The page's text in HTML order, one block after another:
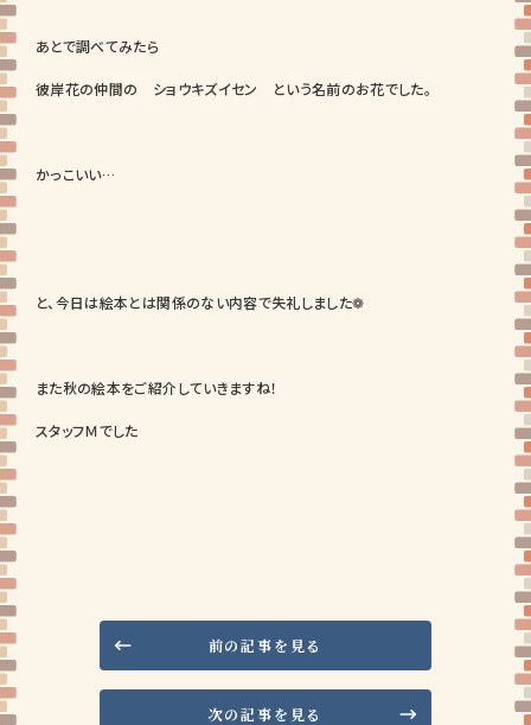
あとで調べてみたら
彼岸花の仲間の ショウキズイセン という名前のお花でした。
かっこいい…
と、今日は絵本とは関係のない内容で失礼しました❁
また秋の絵本をご紹介していきますね！
スタッフＭでした
前の記事を見る
次の記事を見る